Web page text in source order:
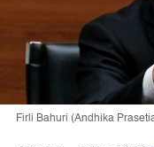
Firli Bahuri (Andhika